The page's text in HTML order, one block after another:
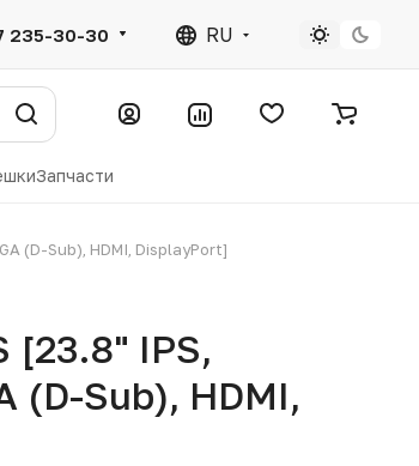
235-30-30 RU
Запчасти
(D-Sub), HDMI, DisplayPort]
[23.8" IPS,
(D-Sub), HDMI,